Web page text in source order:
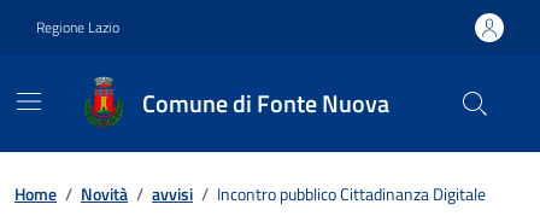
Regione Lazio
Comune di Fonte Nuova
Contenuti in evidenza
Home / Novità / avvisi / Incontro pubblico Cittadinanza Digitale